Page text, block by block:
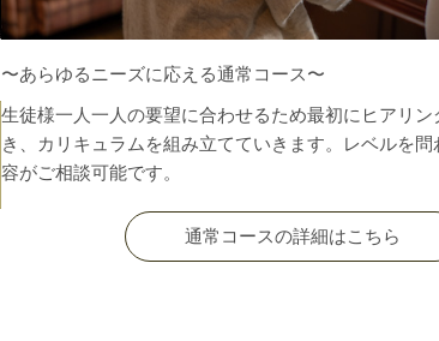
〜あらゆるニーズに応える通常コース〜
生徒様一人一人の要望に合わせるため最初にヒアリ
き、カリキュラムを組み立てていきます。レベルを
容がご相談可能です。
通常コースの詳細はこちら